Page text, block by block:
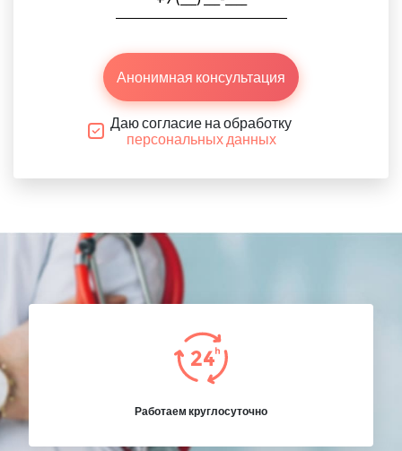
Анонимная консультация
Даю согласие на обработку
персональных данных
Работаем круглосуточно